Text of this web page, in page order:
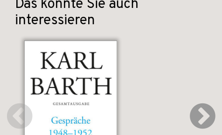
Das könnte Sie auch
interessieren